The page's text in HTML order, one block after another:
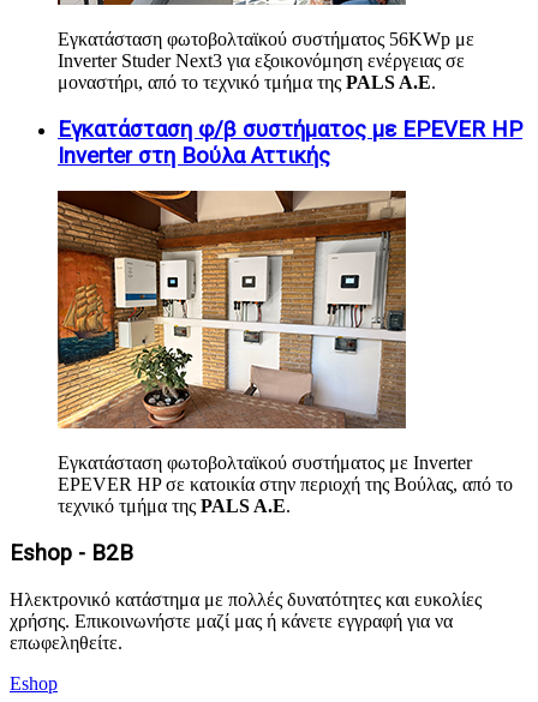
Εγκατάσταση φωτοβολταϊκού συστήματος 56KWp με
Inverter Studer Next3 για εξοικονόμηση ενέργειας σε
μοναστήρι, από το τεχνικό τμήμα της PALS A.E.
Εγκατάσταση φ/β συστήματος με EPEVER HP
Inverter στη Βούλα Αττικής
Εγκατάσταση φωτοβολταϊκού συστήματος με Inverter
EPEVER HP σε κατοικία στην περιοχή της Βούλας, από το
τεχνικό τμήμα της PALS A.E.
Eshop - B2B
Ηλεκτρονικό κατάστημα με πολλές δυνατότητες και ευκολίες
χρήσης. Επικοινωνήστε μαζί μας ή κάνετε εγγραφή για να
επωφεληθείτε.
Eshop